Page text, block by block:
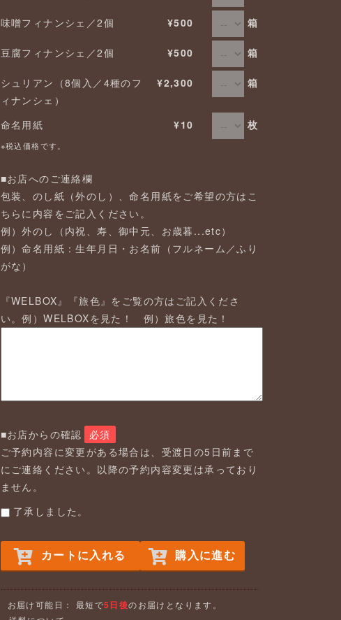
味噌フィナンシェ／2個 ¥500 箱
豆腐フィナンシェ／2個 ¥500 箱
シュリアン（8個入／4種のフ
ィナンシェ）
¥2,300 箱
命名用紙 ¥10 枚
※税込価格です。
■お店へのご連絡欄
包装、のし紙（外のし）、命名用紙をご希望の方はこ
ちらに内容をご記入ください。
例）外のし（内祝、寿、御中元、お歳暮...etc）
例）命名用紙：生年月日・お名前（フルネーム／ふり
がな）
『WELBOX』『旅色』をご覧の方はご記入くださ
い。例）WELBOXを見た！ 例）旅色を見た！
■お店からの確認
必須
ご予約内容に変更がある場合は、受渡日の5日前まで
にご連絡ください。以降の予約内容変更は承っており
ません。
了承しました。
カートに入れる 購入に進む
お届け可能日： 最短で5日後のお届けとなります。